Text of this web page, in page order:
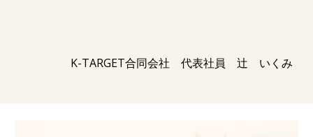
K-TARGET合同会社 ​代表社員 辻 いくみ